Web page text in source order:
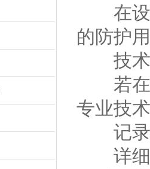
在设
的防护
技术
若在
专业技
记录
详细